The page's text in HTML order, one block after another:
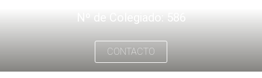
Nº de Colegiado: 586
CONTACTO